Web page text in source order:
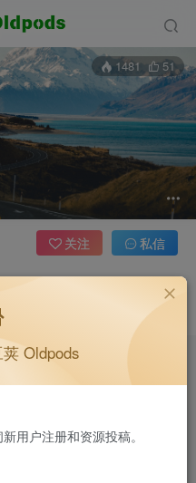
1481 51
，这简直是奇迹！
关注 私信
芙
0 粉丝0
Oldpods
用户注册和资源投稿。